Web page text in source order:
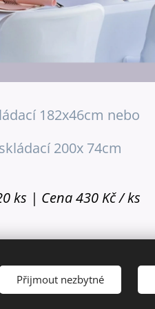
182x46cm nebo
200x 74cm
ks | Cena 430 Kč / ks
Přijmout nezbytné